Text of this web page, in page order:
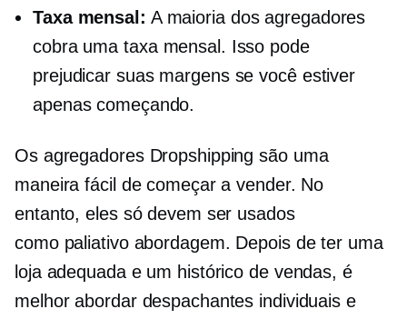
Taxa mensal: A maioria dos agregadores
cobra uma taxa mensal. Isso pode
prejudicar suas margens se você estiver
apenas começando.
Os agregadores Dropshipping são uma
maneira fácil de começar a vender. No
entanto, eles só devem ser usados ​​
como paliativoabordagem. Depois de ter uma
loja adequada e um histórico de vendas, é
melhor abordar despachantes individuais e